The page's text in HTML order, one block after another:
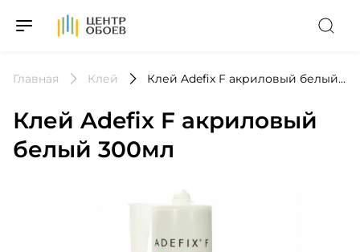
На Главную
Главная Клей Клей Adefix F акриловый белый 300мл
Клей Adefix F акриловый
белый 300мл